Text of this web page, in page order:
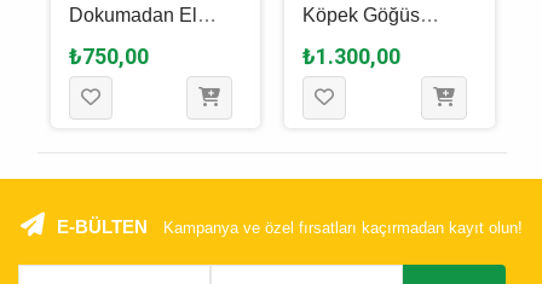
Dokumadan El
Yapımı Köpek
Göğüs Tasması L -
2 x 55 - 65 Cm -
₺750,00
Köpek Göğüs
Tasması S 42 - 50
Cm - Kırmızı
₺1.300,00
E-BÜLTEN Kampanya ve özel fırsatları kaçırmadan kayıt olun!